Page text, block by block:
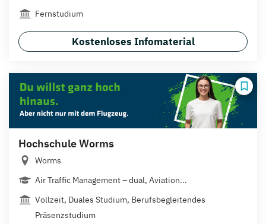
Fernstudium
Kostenloses Infomaterial
Hochschule Worms
Worms
Air Traffic Management – dual, Aviation...
Vollzeit, Duales Studium, Berufsbegleitendes
Präsenzstudium